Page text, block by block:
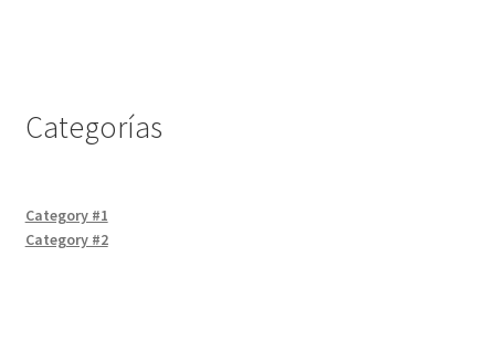
Categorías
Category #1
Category #2